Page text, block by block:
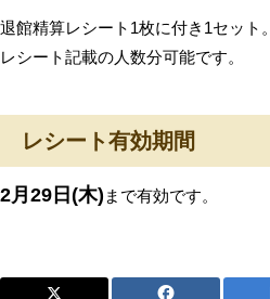
退館精算レシート1枚に付き1セット。
レシート記載の人数分可能です。
レシート有効期間
2月29日(木) まで有効です。